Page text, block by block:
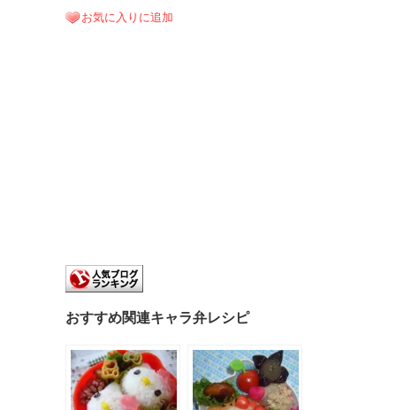
お気に入りに追加
おすすめ関連キャラ弁レシピ